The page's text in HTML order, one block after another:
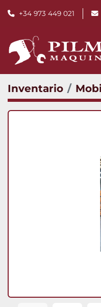
+34 973 449 021
Inventario